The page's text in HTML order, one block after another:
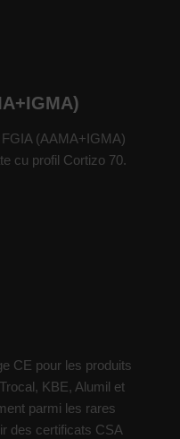
(AAMA+IGMA)
cu profil Cortizo 70.
CE pour les produits
KBE, Alumil et
parmi les rares
des certificats CSA